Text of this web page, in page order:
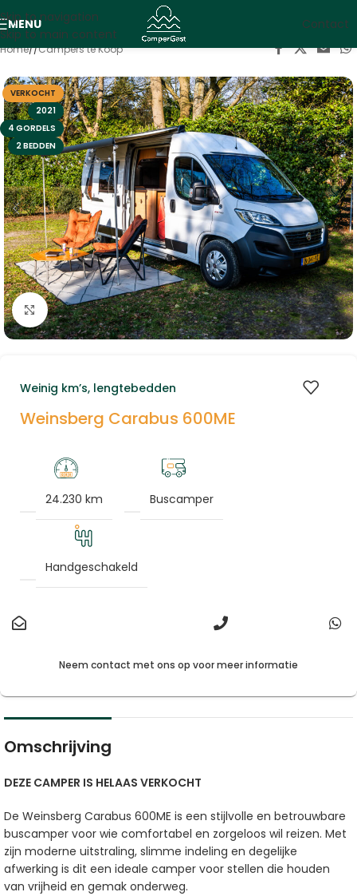
Skip to navigation
Skip to main content
MENU Contact
Home/ Campers te Koop
VERKOCHT
2021
4 GORDELS
2 BEDDEN
Vergroten
Omschrijving
DEZE CAMPER IS HELAAS VERKOCHT
De Weinsberg Carabus 600ME is een stijlvolle en betrouwbare
buscamper voor wie comfortabel en zorgeloos wil reizen. Met
zijn moderne uitstraling, slimme indeling en degelijke
afwerking is dit een ideale camper voor stellen die houden
van vrijheid en gemak onderweg.
Weinig km’s, lengtebedden
Weinsberg Carabus 600ME
24.230 km Buscamper
Handgeschakeld
Neem contact met ons op voor meer informatie